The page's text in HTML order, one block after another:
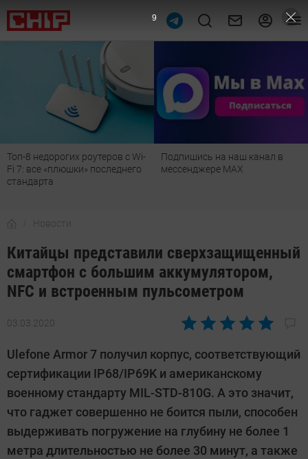
Топ-8 недорогих роутеров с Wi-
Fi 7: все «плюшки» последнего
стандарта
Подпишись на наш канал в
мессенджере МАХ
Новости
Китайцы представили сверхзащищенный
смартфон с большим аккумулятором,
NFC и встроенным пульсометром
03.03.2020
Автор:
Кошик
Ulefone Armor 7 получил корпус, соответствующий
сертификации IP68/IP69K и американскому
военному стандарту MIL-STD-810G. А это значит,
что гаджет совершенно не боится пыли, способен
выдерживать погружение на глубину не более 1
метра длительностью не более 30 минут, а также
8